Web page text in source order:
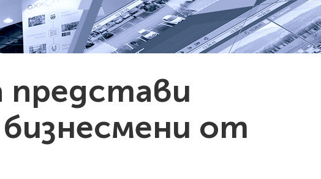
представи
бизнесмени от